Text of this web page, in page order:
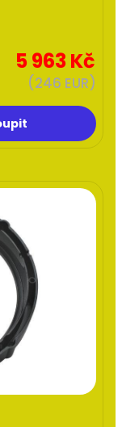
5 963 Kč
(246 EUR)